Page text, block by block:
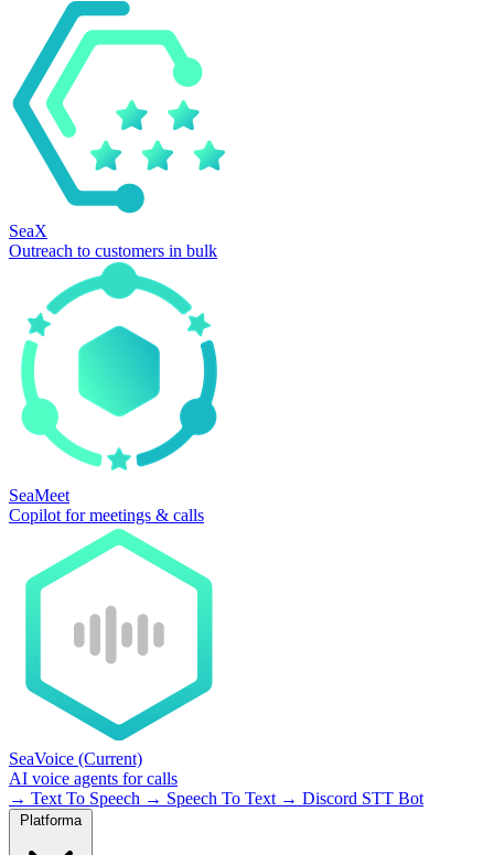
SeaX
Outreach to customers in bulk
SeaMeet
Copilot for meetings & calls
SeaVoice (Current)
AI voice agents for calls
→ Text To Speech → Speech To Text → Discord STT Bot
Platforma